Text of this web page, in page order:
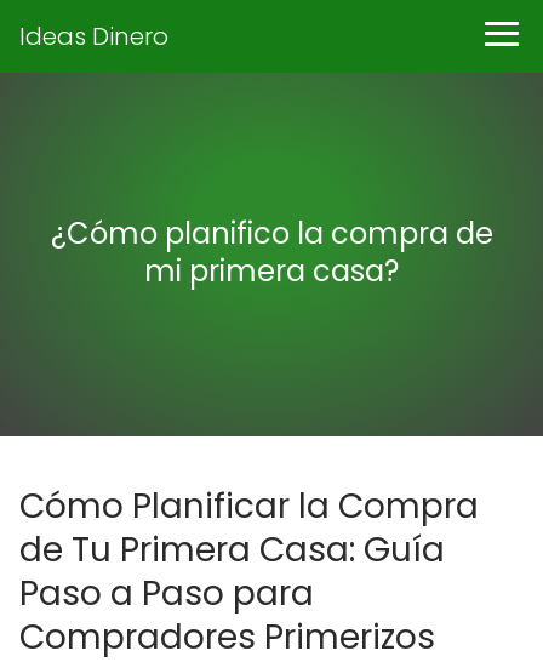
Ideas Dinero
¿Cómo planifico la compra de
mi primera casa?
Cómo Planificar la Compra
de Tu Primera Casa: Guía
Paso a Paso para
Compradores Primerizos